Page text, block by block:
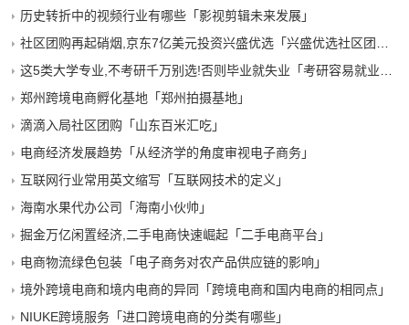
历史转折中的视频行业有哪些「影视剪辑未来发展」
社区团购再起硝烟,京东7亿美元投资兴盛优选「兴盛优选社区团购」
这5类大学专业,不考研千万别选!否则毕业就失业「考研容易就业的专业」
郑州跨境电商孵化基地「郑州拍摄基地」
滴滴入局社区团购「山东百米汇吃」
电商经济发展趋势「从经济学的角度审视电子商务」
互联网行业常用英文缩写「互联网技术的定义」
海南水果代办公司「海南小伙帅」
掘金万亿闲置经济,二手电商快速崛起「二手电商平台」
电商物流绿色包装「电子商务对农产品供应链的影响」
境外跨境电商和境内电商的异同「跨境电商和国内电商的相同点」
NIUKE跨境服务「进口跨境电商的分类有哪些」